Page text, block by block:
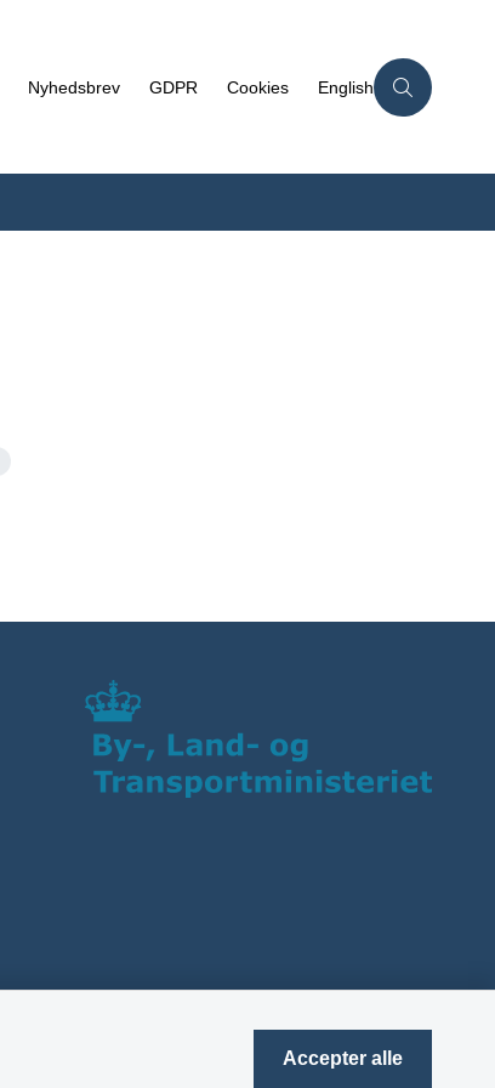
Nyhedsbrev GDPR Cookies English
Accepter alle